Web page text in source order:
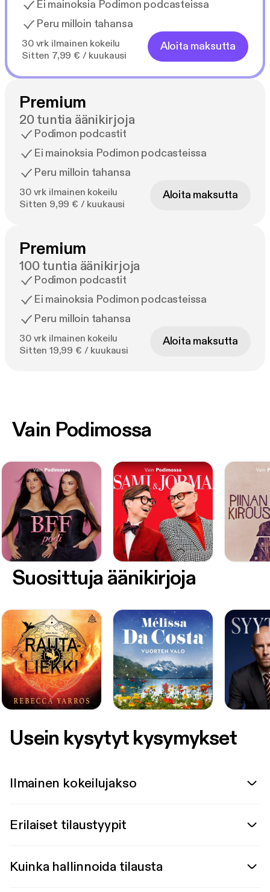
Ei mainoksia Podimon podcasteissa
Peru milloin tahansa
30 vrk ilmainen kokeilu
Sitten 7,99 € / kuukausi
Aloita maksutta
Premium
20 tuntia äänikirjoja
Podimon podcastit
Ei mainoksia Podimon podcasteissa
Peru milloin tahansa
30 vrk ilmainen kokeilu
Sitten 9,99 € / kuukausi
Aloita maksutta
Premium
100 tuntia äänikirjoja
Podimon podcastit
Ei mainoksia Podimon podcasteissa
Peru milloin tahansa
30 vrk ilmainen kokeilu
Sitten 19,99 € / kuukausi
Aloita maksutta
Vain Podimossa
Suosittuja äänikirjoja
Usein kysytyt kysymykset
Ilmainen kokeilujakso
Erilaiset tilaustyypit
Kuinka hallinnoida tilausta